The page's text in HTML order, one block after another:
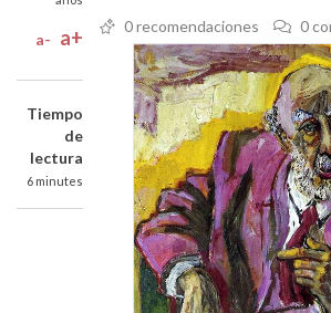
a- a+
Tiempo
de
lectura
6 minutes
0 recomendaciones 0